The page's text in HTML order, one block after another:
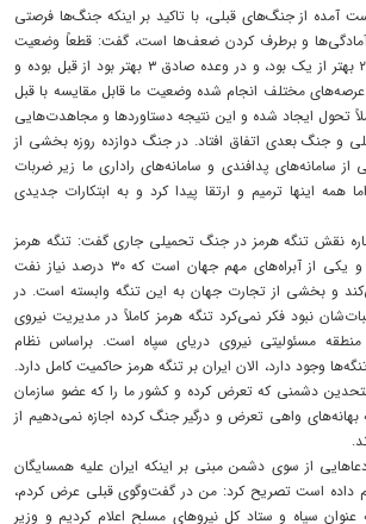
آمده از جنگ‌های قبلی، با تاکید بر اینکه جنگ‌ها فرصتی
آمادگی‌ها و برطرف کردن ضعف‌ها است، گفت: قطعاً وضعیت
ما در عملیات وعده صادق ۲ بهتر از یک بود، و در وعده صادق ۳ بهتر بود از قبل بوده و
عرصه‌های مختلف انجام شده وضعیت ما قابل مقایسه با قبل
تحول ایجاد شده و این نتیجه دستاوردها و مجاهدت‌هایی
و جنگ بعدی اتفاق افتاد. در جنگ دوازده روزه بخشی از
سامانه‌های پدافندی و سامانه‌های راداری ما زیر ضربات
همه اینها ترمیم و ارتقا پیدا کرد و به ابتکارات جدیدی
نقش تنگه هرمز در جنگ تحمیلی جاری گفت: تنگه هرمز
یک منطقه بسیار راهبردی و یکی از آبراه‌های مهم جهان است که ۳۰ درصد نیاز نفت
و بخشی از تجارت جهان به این تنگه وابسته است. در
نبود فکر نمی‌کرد تنگه هرمز کاملاً در مدیریت نیروی
منطقه مسئولیتی نیروی دریای سپاه است. براساس نظام
وجود دارد، الان ایران بر تنگه هرمز حاکمیت کامل دارد.
دشمنی که تعرض کرده و کشور ما را که عضو سازمان
واهی تعرض و درگیر جنگ کرده اجازه نمی‌دهیم از
از سوی دشمن مبنی بر اینکه ایران علیه همسایگان
داده است تصریح کرد: من در گفت‌وگوی قبلی عرض کردم،
سپاه و ستاد کل نیروهای مسلح اعلام کردیم و وزیر